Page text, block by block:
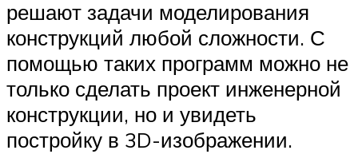
решают задачи моделирования
конструкций любой сложности. С
помощью таких программ можно не
только сделать проект инженерной
конструкции, но и увидеть
постройку в 3D-изображении.